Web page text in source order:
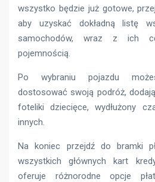
wszystko będzie już gotowe,
aby uzyskać dokładną listę
samochodów, wraz z ich
pojemnością.
Po wybraniu pojazdu
dostosować swoją podróż,
foteliki dziecięce, wydłużony
innych.
Na koniec przejdź do bramki
wszystkich głównych kart
oferuje różnorodne opcje